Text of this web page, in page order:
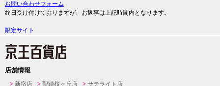
お問い合わせフォーム
終日受け付けておりますが、お返事は上記時間内となります。
限定サイト
店舗情報
新宿店 聖蹟桜ヶ丘店 サテライト店